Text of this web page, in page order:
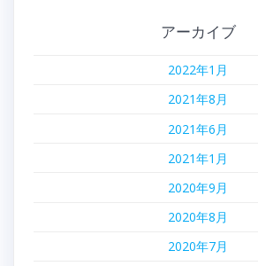
アーカイブ
2022年1月
2021年8月
2021年6月
2021年1月
2020年9月
2020年8月
2020年7月